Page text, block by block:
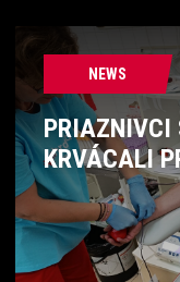
NEWS
PRIAZNIVCI
KRVÁCALI